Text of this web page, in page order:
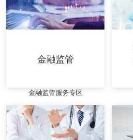
金融监管
金融监管服务专区